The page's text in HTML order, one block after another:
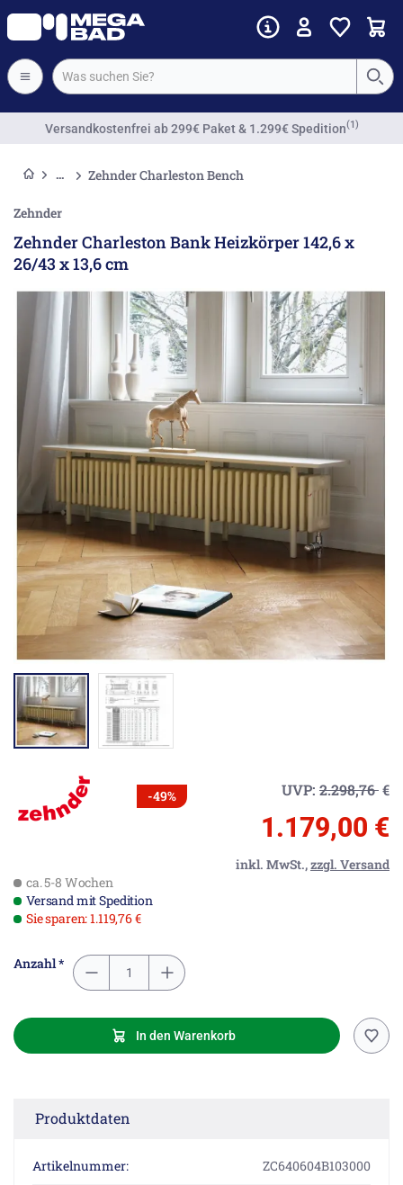
Vorkassenrabatt
Zehnder Charleston Bench
Zehnder
Zehnder Charleston Bank Heizkörper 142,6 x
26/43 x 13,6 cm
-49% UVP: 2.298,76€
1.179,00 €
inkl. MwSt.,zzgl. Versand
ca. 5-8 Wochen
Versand mit Spedition
Sie sparen: 1.119,76 €
Anzahl *
In den Warenkorb
Produktdaten
Artikelnummer: ZC640604B103000